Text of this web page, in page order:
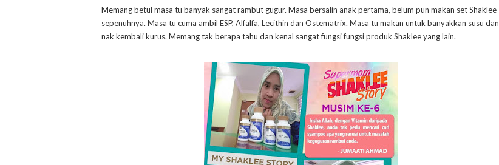
Memang betul masa tu banyak sangat rambut gugur. Masa bersalin anak pertama, belum pun makan set Shaklee
sepenuhnya. Masa tu cuma ambil ESP, Alfalfa, Lecithin dan Ostematrix. Masa tu makan untuk banyakkan susu dan
nak kembali kurus. Memang tak berapa tahu dan kenal sangat fungsi fungsi produk Shaklee yang lain.